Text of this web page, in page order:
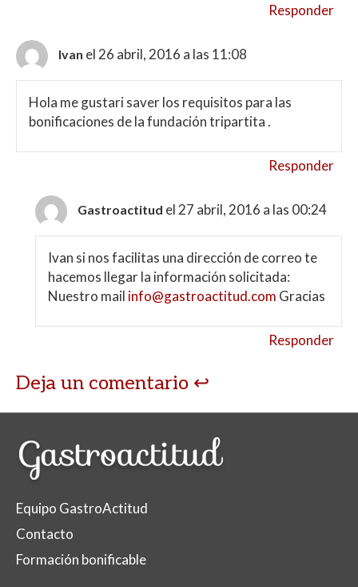
Responder
Ivan el 26 abril, 2016 a las 11:08
Hola me gustari saver los requisitos para las
bonificaciones de la fundación tripartita .
Responder
Gastroactitud el 27 abril, 2016 a las 00:24
Ivan si nos facilitas una dirección de correo te
hacemos llegar la información solicitada:
Nuestro mail info@gastroactitud.com Gracias
Responder
Deja un comentario
Equipo GastroActitud
Contacto
Formación bonificable